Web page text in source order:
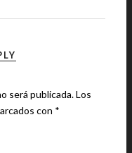
será publicada.Los
con *